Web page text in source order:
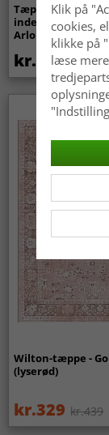
Tæpper til
indendørs/
Arlo (beige)
kr.439
Wilton-tæppe -
(lyserød)
kr.329 kr.439
Klik på
cookies,
klikke på
læse